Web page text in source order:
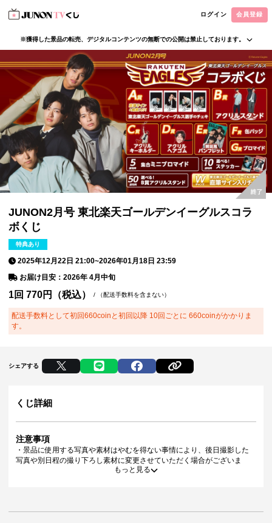
ログイン 会員登録
※獲得した景品の転売、デジタルコンテンツの無断での公開は禁止しております。
・本サービスで獲得された景品をオークション等へ出品する行為、その他営利目的での転売行
為は禁止しております。
・本サービスで獲得された動画･画像･ボイス等のデジタルコンテンツは、出品者が著作権を有
しております。無断でのSNS等での公開、譲渡、その他著作権を侵害する行為は禁止しており
ます。
・当選権利は当選者ご本人のみ有効となります。当選権利の譲渡、オークション等への出品、
その他営利目的での転売は禁止しております。
JUNON2月号 東北楽天ゴールデンイーグルスコラ
ボくじ
特典あり
2025年12月22日 21:00~2026年01月18日 23:59
お届け目安：2026年 4月中旬
1回770円（税込）/ （配送手数料を含まない）
配送手数料として初回660coinと初回以降 10回ごとに 660coinがかかりま
す。
シェアする
くじ詳細
注意事項
・景品に使用する写真や素材はやむを得ない事情により、後日撮影した
写真や別日程の撮り下ろし素材に変更させていただく場合がございま
ます。
もっと見る